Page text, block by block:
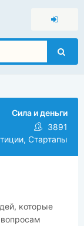
Сила и деньги
3891
Стартапы
которые